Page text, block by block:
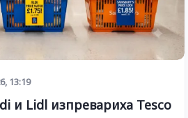
13:19
и Lidl изпревариха Tesco